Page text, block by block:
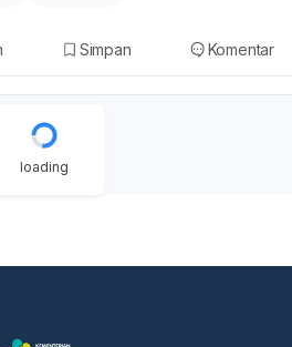
Simpan Komentar
loading